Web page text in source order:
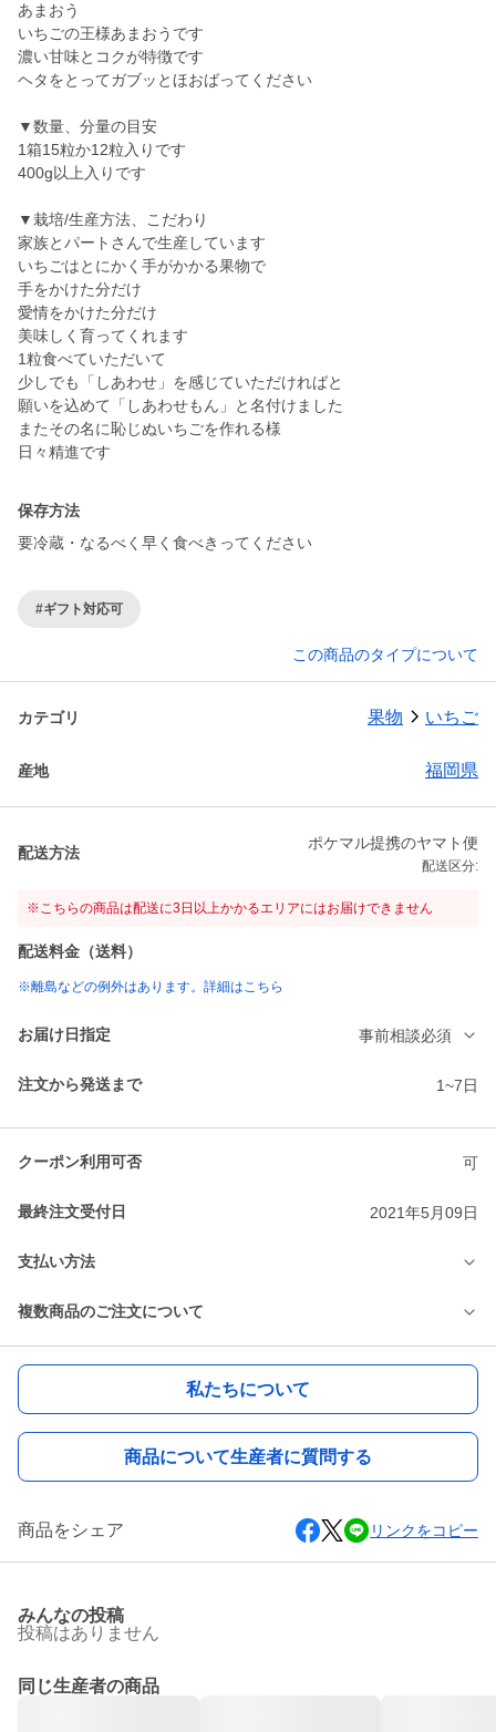
あまおう
いちごの王様あまおうです
濃い甘味とコクが特徴です
ヘタをとってガブッとほおばってください
▼数量、分量の目安
1箱15粒か12粒入りです
400g以上入りです
▼栽培/生産方法、こだわり
家族とパートさんで生産しています
いちごはとにかく手がかかる果物で
手をかけた分だけ
愛情をかけた分だけ
美味しく育ってくれます
1粒食べていただいて
少しでも「しあわせ」を感じていただければと
願いを込めて「しあわせもん」と名付けました
またその名に恥じぬいちごを作れる様
日々精進です
保存方法
要冷蔵・なるべく早く食べきってください
#ギフト対応可
この商品のタイプについて
カテゴリ 果物 いちご
産地 福岡県
配送方法
ポケマル提携のヤマト便
配送区分:
※こちらの商品は配送に3日以上かかるエリアにはお届けできません
配送料金（送料）
※離島などの例外はあります。詳細はこちら
お届け日指定 事前相談必須
注文から発送まで 1~7日
クーポン利用可否 可
最終注文受付日 2021年5月09日
支払い方法
複数商品のご注文について
私たちについて
商品について生産者に質問する
商品をシェア リンクをコピー
みんなの投稿
投稿はありません
同じ生産者の商品